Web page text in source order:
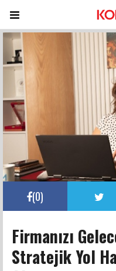
(0)
Firmanızı
Stratejik Yol